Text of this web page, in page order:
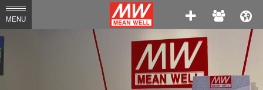
MEAN
WELL
Enterprises
Co.,
MENU